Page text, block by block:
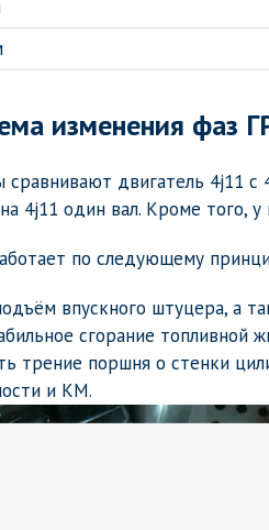
изменения фаз
сравнивают двигатель 4j11
4j11 один вал. Кроме того,
по следующему
впускного штуцера, а
сгорание топливной
трение поршня о стенки
и КМ.